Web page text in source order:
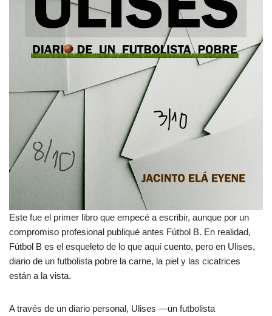
Este fue el primer libro que empecé a escribir, aunque por un
compromiso profesional publiqué antes Fútbol B. En realidad,
Fútbol B es el esqueleto de lo que aquí cuento, pero en Ulises,
diario de un futbolista pobre la carne, la piel y las cicatrices
están a la vista.
A través de un diario personal, Ulises —un futbolista